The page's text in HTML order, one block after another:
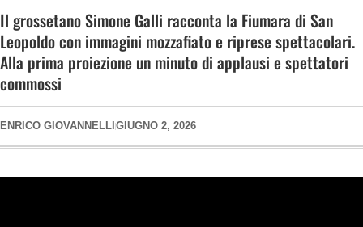
Il grossetano Simone Galli racconta la Fiumara di San
Leopoldo con immagini mozzafiato e riprese spettacolari.
Alla prima proiezione un minuto di applausi e spettatori
commossi
ENRICO GIOVANNELLI GIUGNO 2, 2026